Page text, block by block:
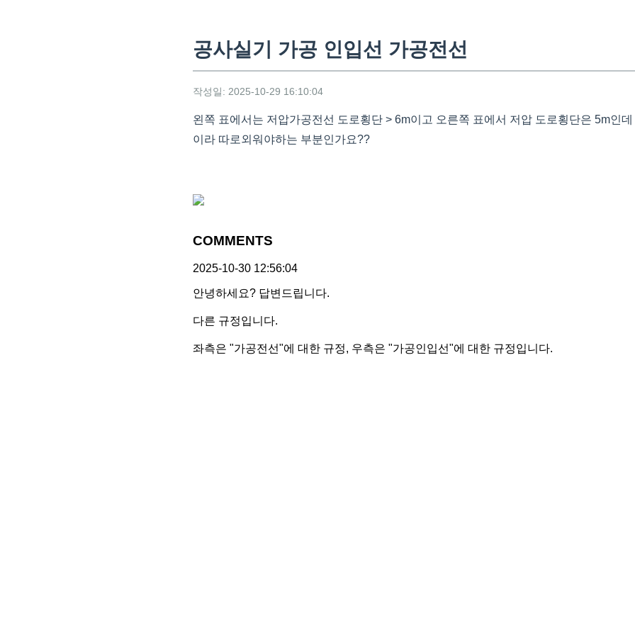
공사실기 가공 인입선 가공전선
작성일: 2025-10-29 16:10:04
왼쪽 표에서는 저압가공전선 도로횡단 > 6m이고 오른쪽 표에서 저압 도로횡단은 5m인
이라 따로외워야하는 부분인가요??
COMMENTS
2025-10-30 12:56:04
안녕하세요? 답변드립니다.
다른 규정입니다.
좌측은 "가공전선"에 대한 규정, 우측은 "가공인입선"에 대한 규정입니다.